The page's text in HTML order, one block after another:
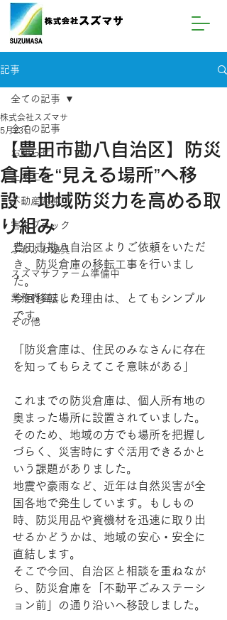
記事
全ての記事
お知らせ
土木工事
不動産関連
害虫ブロック
ふわふわ遊具
スズマサファーム準備中
業務内容まとめ
その他
全ての記事
【豊田市勘八自治区】防災
倉庫を“見える場所”へ移
設 地域防災力を高める取
り組み
株式会社スズマサ
5月23日
豊田市勘八自治区よりご依頼をいただ
き、防災倉庫の移転工事を行いまし
た。
今回移転した理由は、とてもシンプル
です。
「防災倉庫は、住民のみなさんに存在
を知ってもらえてこそ意味がある」
これまでの防災倉庫は、個人所有地の
奥まった場所に設置されていました。
そのため、地域の方でも場所を把握し
づらく、災害時にすぐ活用できるかと
いう課題がありました。
地震や豪雨など、近年は自然災害が全
国各地で発生しています。もしもの
時、防災用品や資機材を迅速に取り出
せるかどうかは、地域の安心・安全に
直結します。
そこで今回、自治区と相談を重ねなが
ら、防災倉庫を「不動平ごみステーシ
ョン前」の通り沿いへ移設しました。